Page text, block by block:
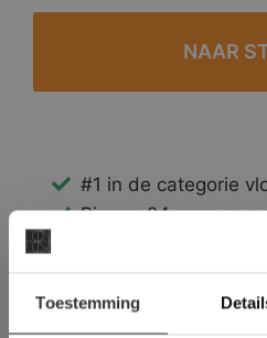
Toestemming
#1 in de categorie
Binnen 24 uur een
Legwerk vanuit het
Meer dan 500 m2
Deze